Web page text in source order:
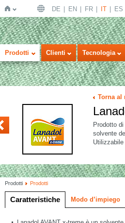
Home
DE EN FR IT ES
Prodotti Clienti Tecnologia
Torna al
Prodotto
solvente
Utilizzabile
Prodotti Prodotti
Caratteristiche Modo d’impiego